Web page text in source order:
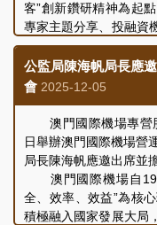
客”創新鑽研精神為起
專家主題分享、投融資
接更多商業資源，提升
搭建溝通橋樑，促進創
公監局陳海帆局長應
會 2025-12-05
澳門國際機場專營
日舉辦澳門國際機場營
局長陳海帆應邀出席並
澳門國際機場自
全、效率、效益”為核
積極融入國家發展大局